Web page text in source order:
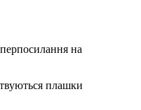
на
плашки